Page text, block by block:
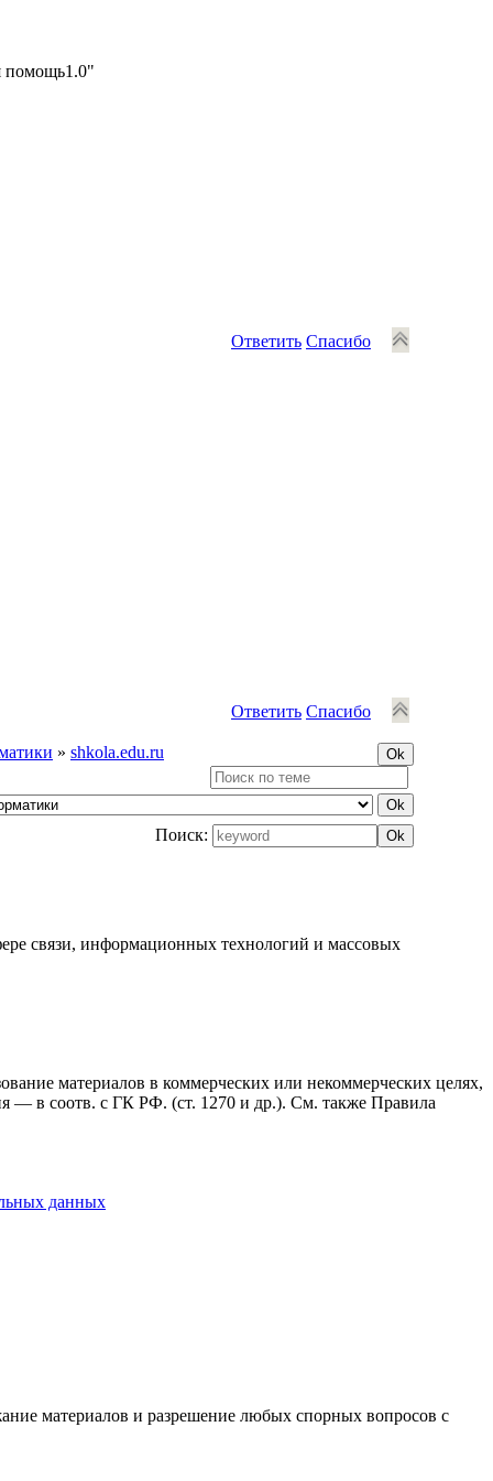
помощь1.0"
Ответить Спасибо
Ответить Спасибо
» shkola.edu.ru
Поиск:
связи, информационных технологий и массовых
материалов в коммерческих или некоммерческих целях,
— в соотв. с ГК РФ. (ст. 1270 и др.). См. также Правила
данных
материалов и разрешение любых спорных вопросов с